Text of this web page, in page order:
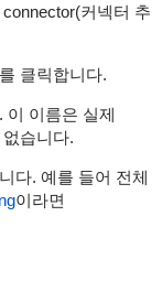
커넥터 추
클릭합니다.
이 이름은 실제
습니다.
다. 예를 들어 전체
이라면